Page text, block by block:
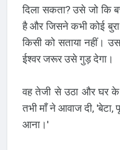
दिला सकता? उसे जो कि
है और जिसने कभी कोई बुरा
किसी को सताया नहीं।
ईश्वर जरूर उसे गुड़ देगा।
वह तेजी से उठा और घर
तभी माँ ने आवाज दी,
आना।'